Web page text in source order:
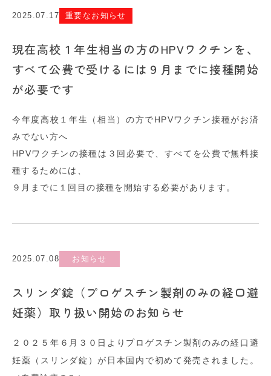
2025.07.17 重要なお知らせ
現在高校１年生相当の方のHPVワクチンを、
すべて公費で受けるには９月までに接種開始
が必要です
今年度高校１年生（相当）の方でHPVワクチン接種がお済
みでない方へ
HPVワクチンの接種は３回必要で、すべてを公費で無料接
種するためには、
９月までに１回目の接種を開始する必要があります。
2025.07.08 お知らせ
スリンダ錠（プロゲスチン製剤のみの経口避
妊薬）取り扱い開始のお知らせ
２０２５年６月３０日よりプロゲスチン製剤のみの経口避
妊薬（スリンダ錠）が日本国内で初めて発売されました。